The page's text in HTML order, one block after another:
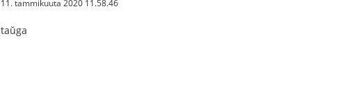
11. tammikuuta 2020 11.58.46
taŭga